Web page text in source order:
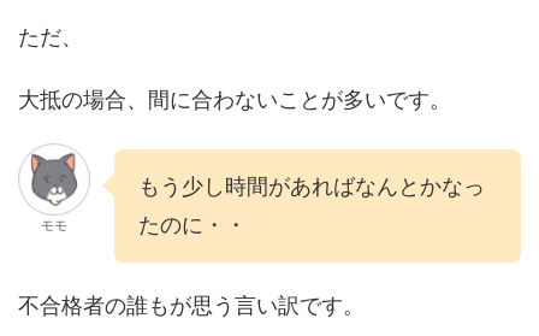
ただ、
大抵の場合、間に合わないことが多いです。
モモ
もう少し時間があればなんとかなっ
たのに・・
不合格者の誰もが思う言い訳です。